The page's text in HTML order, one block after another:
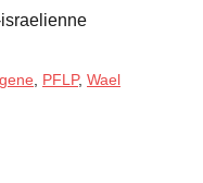
PFLP, Wael